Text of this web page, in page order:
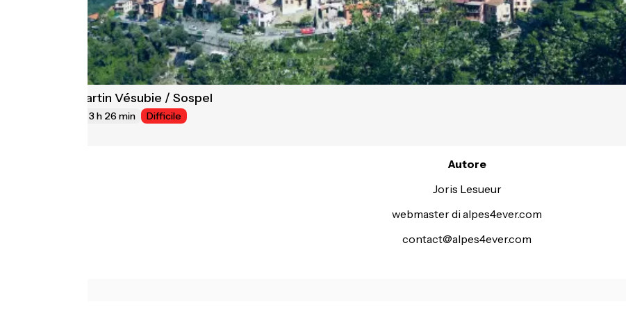
Saint-Martin Vésubie / Sospel
3 h 26 min Difficile
Autore
Joris Lesueur
webmaster di alpes4ever.com
contact@alpes4ever.com